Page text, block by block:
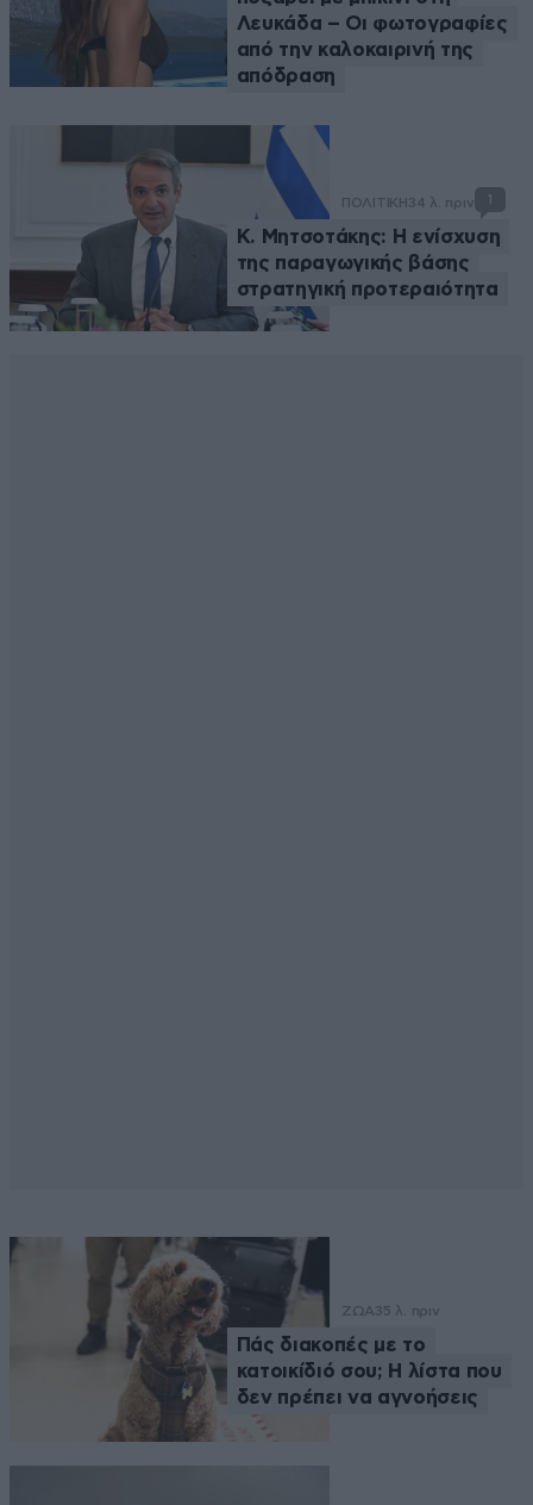
Λευκάδα – Οι φωτογραφίες
από την καλοκαιρινή της
απόδραση
ΠΟΛΙΤΙΚΗ34 λ. πριν 1
Κ. Μητσοτάκης: Η ενίσχυση
της παραγωγικής βάσης
στρατηγική προτεραιότητα
ΖΩΑ35 λ. πριν
Πάς διακοπές με το
κατοικίδιό σου; Η λίστα που
δεν πρέπει να αγνοήσεις